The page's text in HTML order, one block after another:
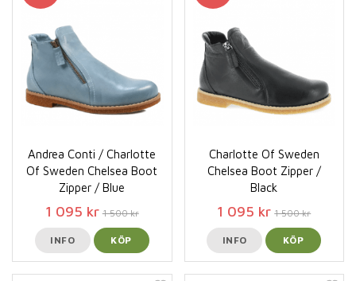
Andrea Conti / Charlotte
Of Sweden Chelsea Boot
Zipper / Blue
1 095 kr 1 500 kr
INFO KÖP
Charlotte Of Sweden
Chelsea Boot Zipper /
Black
1 095 kr 1 500 kr
INFO KÖP